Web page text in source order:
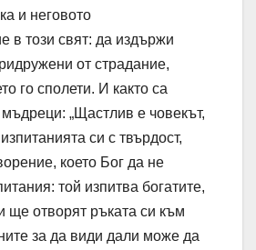
и неговото
в този свят: да издържи
от страдание,
го сполети. И както са
„Щастлив е човекът,
си с твърдост,
което Бог да не
той изпитва богатите,
ще отворят ръката си към
за да види дали може да